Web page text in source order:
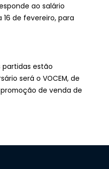
ao salário
16 de fevereiro, para
partidas estão
será o VOCEM, de
de venda de